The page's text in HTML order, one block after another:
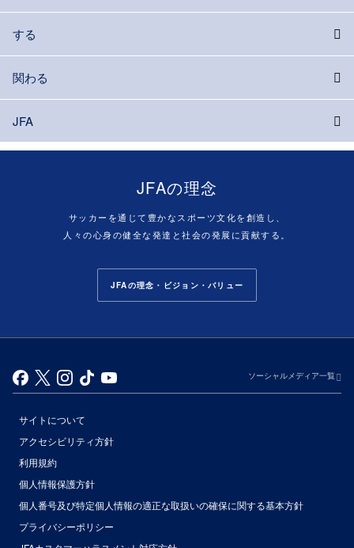
する
関わる
JFA
JFAの理念
サッカーを通じて豊かなスポーツ文化を創造し、
人々の心身の健全な発達と社会の発展に貢献する。
JFAの理念・ビジョン・バリュー
ソーシャルメディア一覧
サイトについて
アクセシビリティ方針
利用規約
個人情報保護方針
個人番号及び特定個人情報の適正な取扱いの確保に関する基本方針
プライバシーポリシー